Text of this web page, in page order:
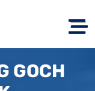
GOCH